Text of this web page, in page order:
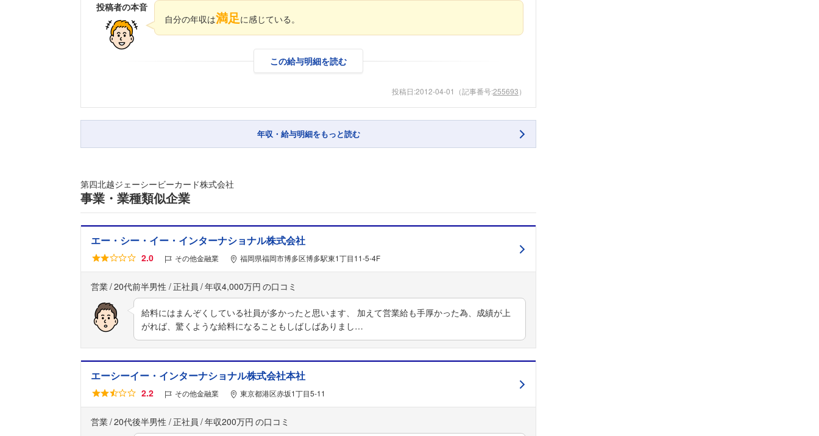
投稿者の本音
自分の年収は満足に感じている。
この給与明細を読む
投稿日:2012-04-01 （記事番号:255693）
年収・給与明細をもっと読む
第四北越ジェーシービーカード株式会社
事業・業種類似企業
エー・シー・イー・インターナショナル株式会社
2.0 その他金融業 福岡県福岡市博多区博多駅東1丁目11-5-4F
営業 20代前半男性 正社員 年収4,000万円
給料にはまんぞくしている社員が多かったと思います、 加えて営業給も手厚かった為、成績が上
がれば、驚くような給料になることもしばしばありまし…
エーシーイー・インターナショナル株式会社本社
2.2 その他金融業 東京都港区赤坂1丁目5-11
営業 20代後半男性 正社員 年収200万円